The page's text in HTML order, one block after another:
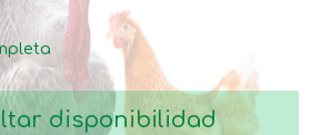
disponibilidad